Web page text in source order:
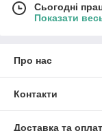
Сьогодні
Показати
Про нас
Контакти
Доставка та